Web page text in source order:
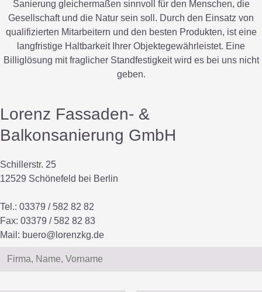
Sanierung gleichermaßen sinnvoll für den Menschen, die
Gesellschaft und die Natur sein soll. Durch den Einsatz von
qualifizierten Mitarbeitern und den besten Produkten, ist eine
langfristige Haltbarkeit Ihrer Objektegewährleistet. Eine
Billiglösung mit fraglicher Standfestigkeit wird es bei uns nicht
geben.
Lorenz Fassaden- &
Balkonsanierung GmbH
Schillerstr. 25
12529 Schönefeld bei Berlin
Tel.: 03379 / 582 82 82
Fax: 03379 / 582 82 83
Mail: buero@lorenzkg.de